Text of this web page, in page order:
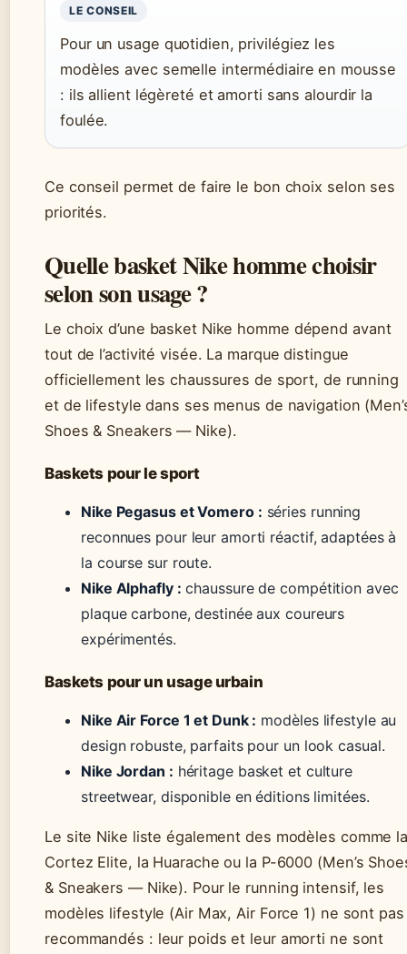
LE CONSEIL
Pour un usage quotidien, privilégiez les
modèles avec semelle intermédiaire en mousse
: ils allient légèreté et amorti sans alourdir la
foulée.
Ce conseil permet de faire le bon choix selon ses
priorités.
Quelle basket Nike homme choisir
selon son usage ?
Le choix d’une basket Nike homme dépend avant
tout de l’activité visée. La marque distingue
officiellement les chaussures de sport, de running
et de lifestyle dans ses menus de navigation
Shoes & Sneakers — Nike).
Baskets pour le sport
Nike Pegasus et Vomero : séries running
reconnues pour leur amorti réactif, adaptées à
la course sur route.
Nike Alphafly : chaussure de compétition avec
plaque carbone, destinée aux coureurs
expérimentés.
Baskets pour un usage urbain
Nike Air Force 1 et Dunk : modèles lifestyle au
design robuste, parfaits pour un look casual.
Nike Jordan : héritage basket et culture
streetwear, disponible en éditions limitées.
Le site Nike liste également des modèles comme
Cortez Elite, la Huarache ou la P-6000 (Men’s
& Sneakers — Nike). Pour le running intensif, les
modèles lifestyle (Air Max, Air Force 1) ne sont pas
recommandés : leur poids et leur amorti ne sont